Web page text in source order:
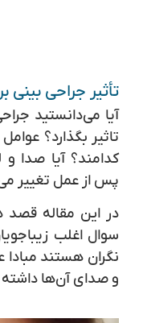
تأثیر جراحی بینی
آیا می‌دانستید
تاثیر بگذارد؟
کدامند؟ آیا صدا و
پس از عمل تغییر
در این مقاله قصد
سوال اغلب
نگران هستند مبادا
و صدای آن‌ها داشته